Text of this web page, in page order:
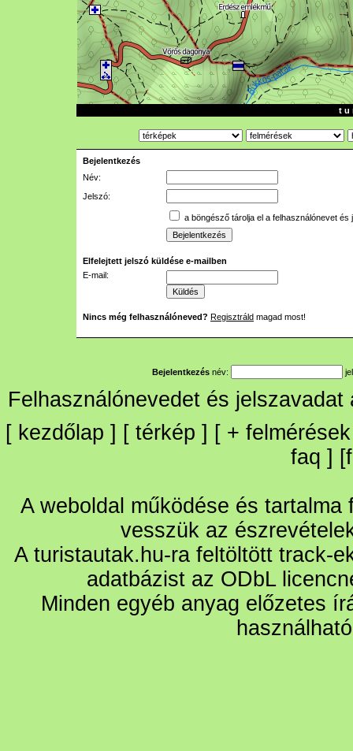
t u
Bejelentkezés
Név:
Jelszó:
a böngésző tárolja el a felhasználónevet és
Elfelejtett jelszó küldése e-mailben
E-mail:
Nincs még felhasználóneved? Regisztráld magad most!
Bejelentkezés név:
Felhasználónevedet és
[ kezdőlap ] [ térkép ] [ + felmérések
faq ] [
A weboldal működése és
vesszük az
A turistautak.hu-ra feltöltött track-
adatbázist az ODbL
Minden egyéb anyag előzetes